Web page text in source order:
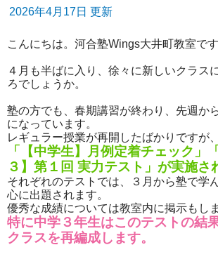
2026年4月17日 更新
こんにちは。河合塾Wings大井町教室です
４月も半ばに入り、徐々に新しいクラス
ろでしょうか。
塾の方でも、春期講習が終わり、先週か
になっています。
レギュラー授業が再開したばかりですが
「【中学生】月例定着チェック」
３】第１回 実力テスト」が実施さ
それぞれのテストでは、３月から塾で学
心に出題されます。
優秀な成績については教室内に掲示もし
特に中学３年生はこのテストの結
クラスを再編成します。